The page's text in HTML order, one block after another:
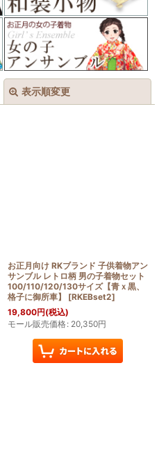
表示順変更
お正月向け RKブランド 子供着物アン
サンブル レトロ柄 男の子着物セット
100/110/120/130サイズ【青ｘ黒、
格子に御所車】
[RKEBset2]
19,800円(税込)
モール販売価格: 20,350円